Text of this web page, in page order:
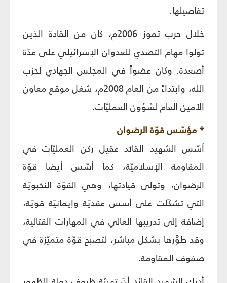
تفاصيلها.
خلال حرب تموز 2006م، كان من القادة الذين
تولوا مهام التصدي للعدوان الإسرائيلي على عدّة
أصعدة. وكان عضواً في المجلس الجهادي لحزب
الله، وابتداءً من العام 2008م، شغل موقع معاون
الأمين العام لشؤون العمليّات.
* مؤسّس قوّة الرضوان
أسّس الشهيد القائد عقيل ركن العمليّات في
المقاومة الإسلاميّة، كما أسّس أيضاً قوّة
الرضوان، وتولى قيادتها، وهي القوّة النخبويّة
التي تشكّلت على أسس عقديّة وإيمانيّة قويّة،
إضافة إلى تدريبها العالي في المهارات القتالية،
وقد طوَّرها بشكل مباشر، لتصبح قوّة متميّزة في
صفوف المقاومة.